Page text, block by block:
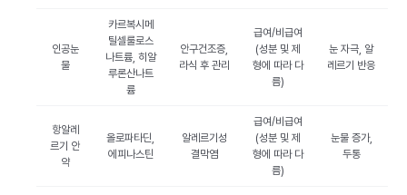
인공눈
물
카르복시메
틸셀룰로스
나트륨, 히알
루론산나트
륨
안구건조증,
라식 후 관리
급여/비급여
(성분 및 제
형에 따라 다
름)
눈 자극, 알
레르기 반응
항알레
르기 안
약
올로파타딘,
에피나스틴
알레르기성
결막염
급여/비급여
(성분 및 제
형에 따라 다
름)
눈물 증가,
두통